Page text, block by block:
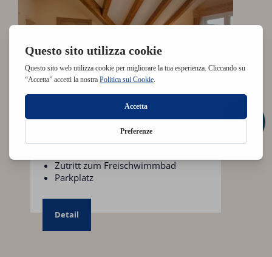
Größe von ca. 40 qm
Zutritt zum Freischwimmbad
Parkplatz
Detail